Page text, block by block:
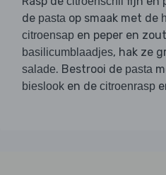
de pasta op smaak met de
citroensap en peper en
basilicumblaadjes, hak ze
salade. Bestrooi de pasta
bieslook en de citroenrasp